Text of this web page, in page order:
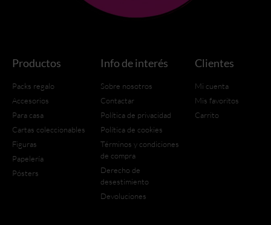
Productos
Packs regalo
Accesorios
Para casa
Cartas coleccionables
Figuras
Papelería
Pósters
Info de interés
Sobre nosotros
Contactar
Política de privacidad
Política de cookies
Términos y condiciones
de compra
Derecho de
desestimiento
Devoluciones
Clientes
Mi cuenta
Mis favoritos
Carrito